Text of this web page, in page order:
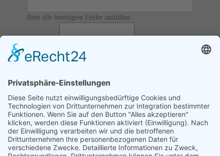
Bitte alle benötigten Felder ausfüllen
Nachricht*
Ich akzeptiere die AGBsundDatenschutzund erkläre, dass
ich die Informationen verbunden mit den Article 13 of
GDPRgelesen habe.